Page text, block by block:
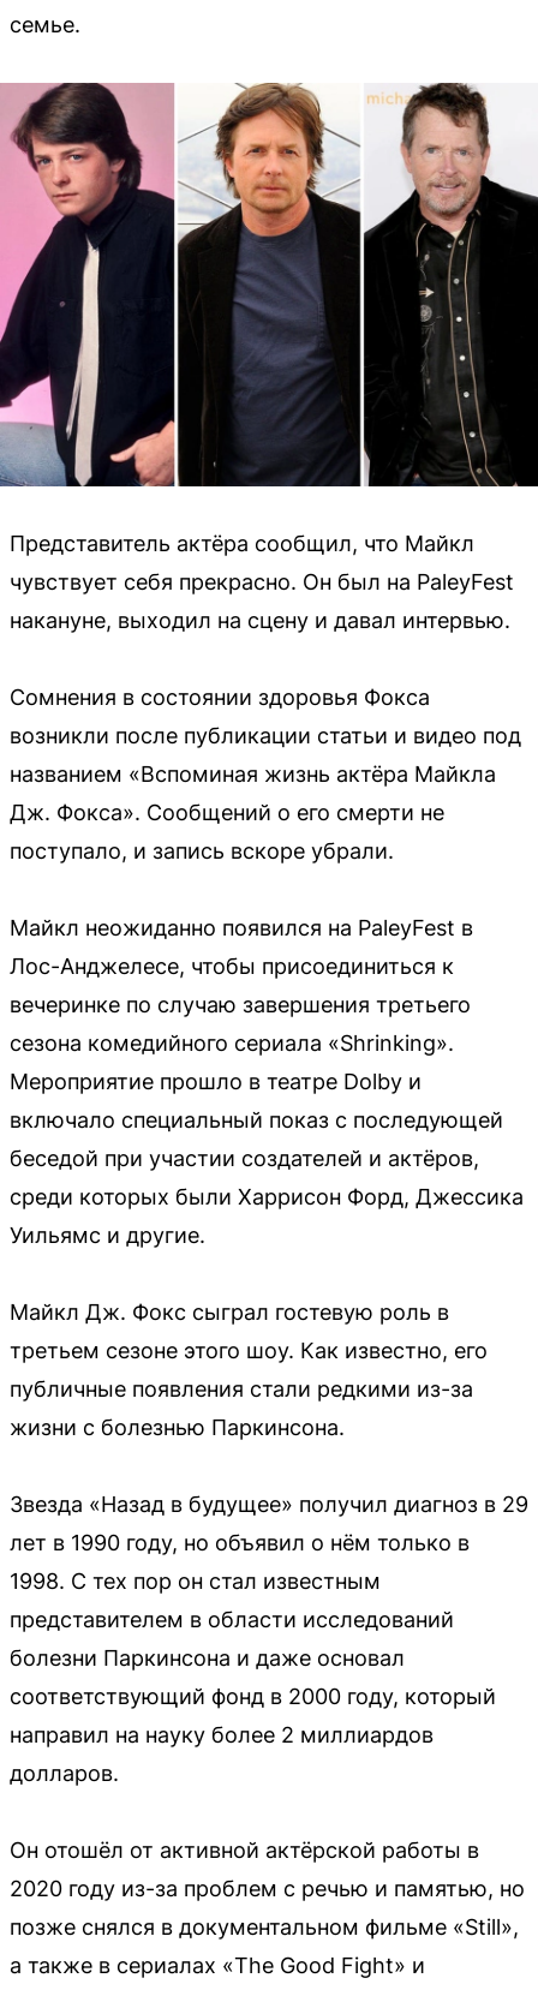
семье.
Представитель актёра сообщил, что Майкл
чувствует себя прекрасно. Он был на PaleyFest
накануне, выходил на сцену и давал интервью.
Сомнения в состоянии здоровья Фокса
возникли после публикации статьи и видео под
названием «Вспоминая жизнь актёра Майкла
Дж. Фокса». Сообщений о его смерти не
поступало, и запись вскоре убрали.
Майкл неожиданно появился на PaleyFest в
Лос-Анджелесе, чтобы присоединиться к
вечеринке по случаю завершения третьего
сезона комедийного сериала «Shrinking».
Мероприятие прошло в театре Dolby и
включало специальный показ с последующей
беседой при участии создателей и актёров,
среди которых были Харрисон Форд, Джессика
Уильямс и другие.
Майкл Дж. Фокс сыграл гостевую роль в
третьем сезоне этого шоу. Как известно, его
публичные появления стали редкими из-за
жизни с болезнью Паркинсона.
Звезда «Назад в будущее» получил диагноз в 29
лет в 1990 году, но объявил о нём только в
1998. С тех пор он стал известным
представителем в области исследований
болезни Паркинсона и даже основал
соответствующий фонд в 2000 году, который
направил на науку более 2 миллиардов
долларов.
Он отошёл от активной актёрской работы в
2020 году из-за проблем с речью и памятью, но
позже снялся в документальном фильме «Still»,
а также в сериалах «The Good Fight» и